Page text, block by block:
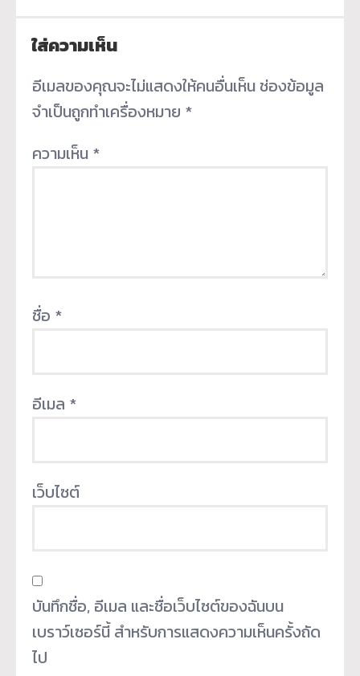
ใส่ความเห็น
อีเมลของคุณจะไม่แสดงให้คนอื่นเห็น ช่องข้อมูล
จำเป็นถูกทำเครื่องหมาย *
ความเห็น *
ชื่อ *
อีเมล *
เว็บไซต์
บันทึกชื่อ, อีเมล และชื่อเว็บไซต์ของฉันบน
เบราว์เซอร์นี้ สำหรับการแสดงความเห็นครั้งถัด
ไป